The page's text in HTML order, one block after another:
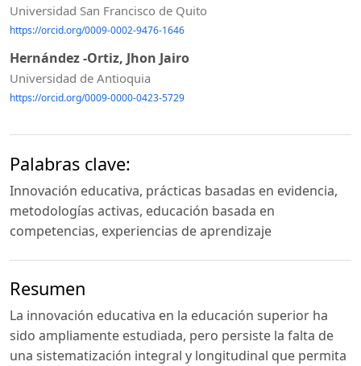
Universidad San Francisco de Quito
https://orcid.org/0009-0002-9476-1646
Hernández -Ortiz, Jhon Jairo
Universidad de Antioquia
https://orcid.org/0009-0000-0423-5729
Palabras clave:
Innovación educativa, prácticas basadas en evidencia,
metodologías activas, educación basada en
competencias, experiencias de aprendizaje
Resumen
La innovación educativa en la educación superior ha
sido ampliamente estudiada, pero persiste la falta de
una sistematización integral y longitudinal que permita